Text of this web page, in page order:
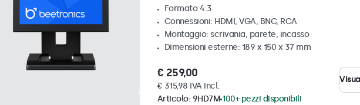
Formato 4:3
Connessioni: HDMI, VGA, BNC, RCA
Montaggio: scrivania, parete, incasso
Dimensioni esterne: 189 x 150 x 37 mm
€ 259,00
€ 315,98 IVA incl.
Articolo: 9HD7M 100+ pezzi disponibili